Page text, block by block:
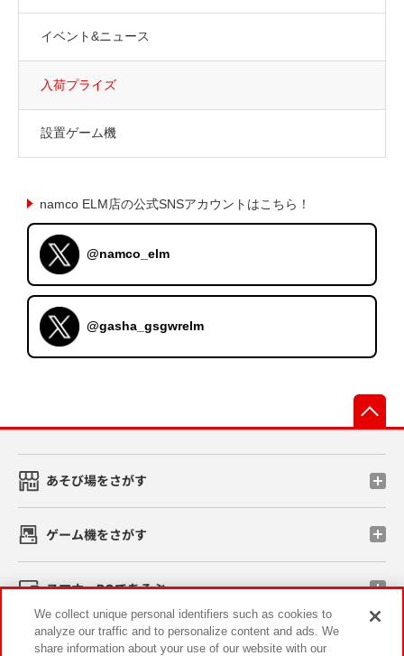
イベント&ニュース
入荷プライズ
設置ゲーム機
namco ELM店の公式SNSアカウントはこちら！
@namco_elm
@gasha_gsgwrelm
あそび場をさがす
ゲーム機をさがす
スマホ・PCであそぶ
イベント・キャンペーン
We collect unique personal identifiers such as cookies to
analyze our traffic and to personalize content and ads. We
share information about your use of our website with our